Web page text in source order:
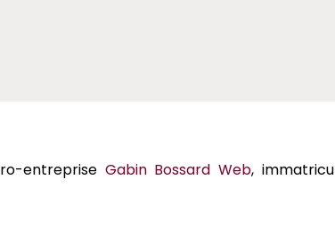
entreprise Gabin Bossard Web,